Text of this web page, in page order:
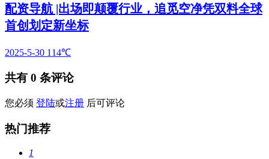
配资导航 |出场即颠覆行业，追觅空净凭双料全球
首创划定新坐标
2025-5-30 114℃
共有 0 条评论
您必须 登陆或注册 后可评论
热门推荐
1